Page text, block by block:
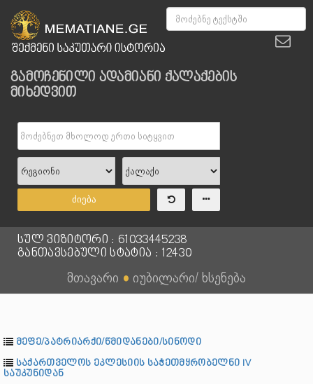
გამოჩენილი ადამიანი ქალაქების
მიხედვით
ძიება
სულ ვიზიტორი : 61033445238
განთავსებული სტატია : 12430
მთავარი ● იუბილარი/ ხსენება
მეფე/პატრიარქი/წმიდანები/სინოდი
საქართველოს ეკლესიის საჭეთმყრობელნი IV
საუკუნიდან